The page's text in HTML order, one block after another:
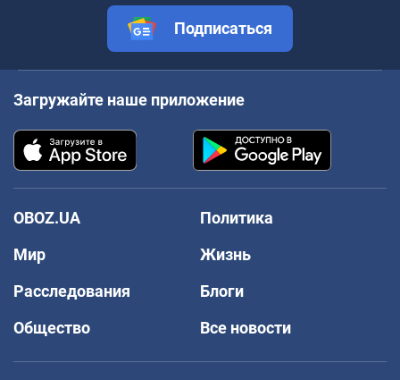
Подписаться
Загружайте наше приложение
OBOZ.UA
Политика
Мир
Жизнь
Расследования
Блоги
Общество
Все новости